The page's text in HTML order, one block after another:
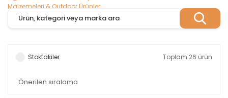
Stoktakiler Toplam 26 ürün